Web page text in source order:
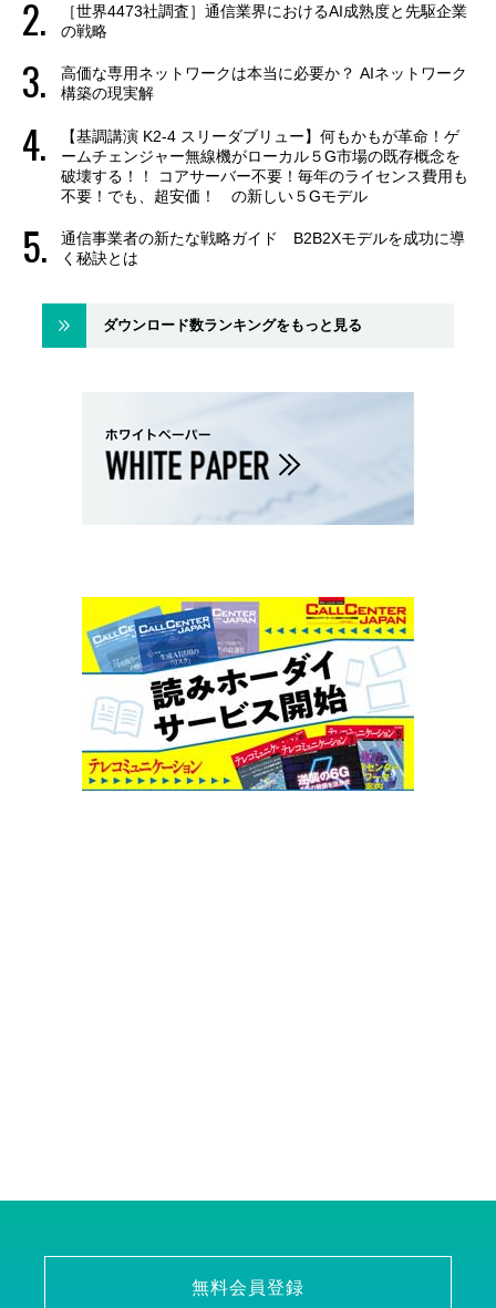
［世界4473社調査］通信業界におけるAI成熟度と先駆企業
の戦略
高価な専用ネットワークは本当に必要か？ AIネットワーク
構築の現実解
【基調講演 K2-4 スリーダブリュー】何もかもが革命！ゲ
ームチェンジャー無線機がローカル５G市場の既存概念を
破壊する！！ コアサーバー不要！毎年のライセンス費用も
不要！でも、超安価！ の新しい５Gモデル
通信事業者の新たな戦略ガイド B2B2Xモデルを成功に導
く秘訣とは
ダウンロード数ランキングをもっと見る
無料会員登録